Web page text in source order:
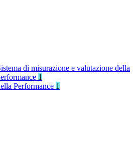
di misurazione e valutazione della
1
Performance 1